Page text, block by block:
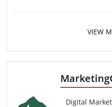
VIEW
Digital